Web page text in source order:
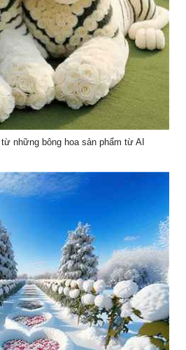
những bông hoa sản phẩm từ AI